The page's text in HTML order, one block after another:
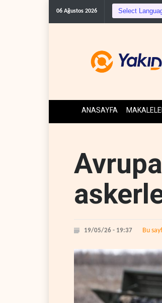
06 Ağustos 2026
ANASAYFA
19/05/26 - 19:37 Bu